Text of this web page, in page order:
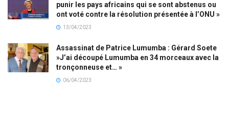
punir les pays africains qui se sont abstenus ou
ont voté contre la résolution présentée à l’ONU »
13/04/2023
Assassinat de Patrice Lumumba : Gérard Soete
»J’ai découpé Lumumba en 34 morceaux avec la
tronçonneuse et… »
06/04/2023